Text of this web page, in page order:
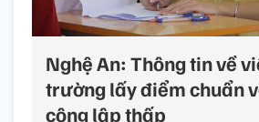
Nghệ An: Thông tin về
trường lấy điểm chuẩn
công lập thấp